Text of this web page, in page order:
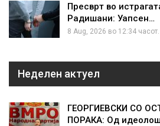
Пресврт во
Радишани: Уапсен…
8 Aug, 2026 во 12:34 часот.
Неделен актуел
ГЕОРГИЕВСКИ СО
ПОРАКА: Од